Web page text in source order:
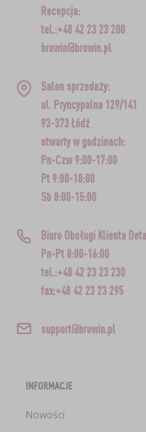
Recepcja:
tel.:+48 42 23 23 200
browin@browin.pl
Salon sprzedaży:
ul. Pryncypalna 129/141
93-373 Łódź
otwarty w godzinach:
Pn-Czw 9:00-17:00
Pt 9:00-18:00
Sb 8:00-15:00
Biuro Obsługi Klienta
Pn-Pt 8:00-16:00
tel.:+48 42 23 23 230
fax:+48 42 23 23 295
support@browin.pl
INFORMACJE
Nowości